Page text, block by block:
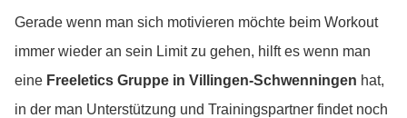
Gerade wenn man sich motivieren möchte beim Workout
immer wieder an sein Limit zu gehen, hilft es wenn man
eine Freeletics Gruppe in Villingen-Schwenningen hat,
in der man Unterstützung und Trainingspartner findet noch